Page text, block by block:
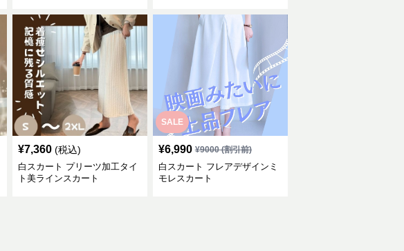
¥7,360 (税込)
白スカート プリーツ加工タイ
ト美ラインスカート
SALE
¥6,990 ¥9000(割引前)
白スカート フレアデザインミ
モレスカート